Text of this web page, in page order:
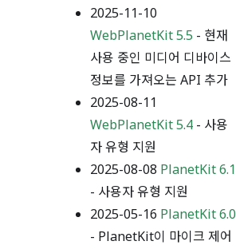
2025-11-10
WebPlanetKit 5.5 - 현재
사용 중인 미디어 디바이스
정보를 가져오는 API 추가
2025-08-11
WebPlanetKit 5.4 - 사용
자 유형 지원
2025-08-08 PlanetKit 6.1
- 사용자 유형 지원
2025-05-16 PlanetKit 6.0
- PlanetKit이 마이크 제어